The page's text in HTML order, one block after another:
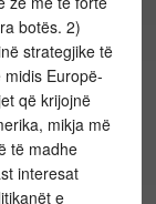
botës. 2)
strategjike të
Europë-
që krijojnë
mikja më
të madhe
interesat
e